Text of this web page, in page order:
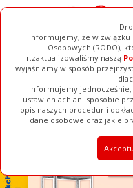
Informujemy, że w
Osobowych (RODO),
r.zaktualizowaliśmy naszą
wyjaśniamy w sposób
Informujemy
ustawieniach ani sposobie
opis naszych procedur i
dane osobowe oraz jakie
[
Ogłoszenia Filmy